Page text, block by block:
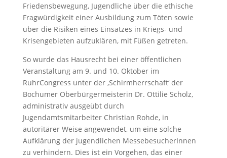
Friedensbewegung, Jugendliche über die ethische
Fragwürdigkeit einer Ausbildung zum Töten sowie
über die Risiken eines Einsatzes in Kriegs- und
Krisengebieten aufzuklären, mit Füßen getreten.
So wurde das Hausrecht bei einer öffentlichen
Veranstaltung am 9. und 10. Oktober im
RuhrCongress unter der ‚Schirmherrschaft‘ der
Bochumer Oberbürgermeisterin Dr. Ottilie Scholz,
administrativ ausgeübt durch
Jugendamtsmitarbeiter Christian Rohde, in
autoritärer Weise angewendet, um eine solche
Aufklärung der jugendlichen MessebesucherInnen
zu verhindern. Dies ist ein Vorgehen, das einer